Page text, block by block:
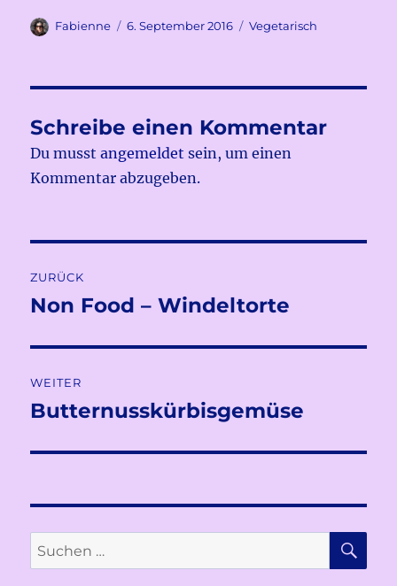
Autor
Fabienne
Veröffentlicht
6. September 2016 Kategorien
Vegetarisch
Schreibe einen Kommentar
Du musstangemeldet sein, um einen
Kommentar abzugeben.
ZURÜCK
Vorheriger
Non Food – Windeltorte
WEITER
Nächster
Butternusskürbisgemüse
Suchen
nach: